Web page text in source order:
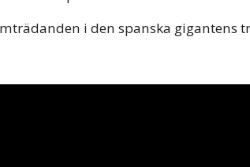
i den spanska gigantens